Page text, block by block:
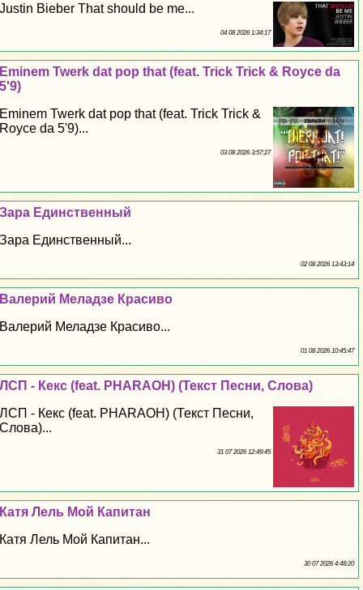
Justin Bieber That should be me...
04 08 2026 1:34:17
Eminem Twerk dat pop that (feat. Trick Trick & Royce da
5'9)
Eminem Twerk dat pop that (feat. Trick Trick &
Royce da 5'9)...
03 08 2026 3:57:27
Зара Единственный
Зара Единственный...
02 08 2026 13:43:14
Валерий Меладзе Красиво
Валерий Меладзе Красиво...
01 08 2026 10:45:47
ЛСП - Кекс (feat. PHARAOH) (Текст Песни, Слова)
ЛСП - Кекс (feat. PHARAOH) (Текст Песни,
Слова)...
31 07 2026 12:49:45
Катя Лель Мой Капитан
Катя Лель Мой Капитан...
30 07 2026 4:48:20